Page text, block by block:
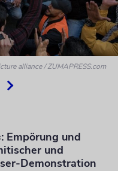
alliance / ZUMAPRESS.com
Empörung und
und
Demonstration